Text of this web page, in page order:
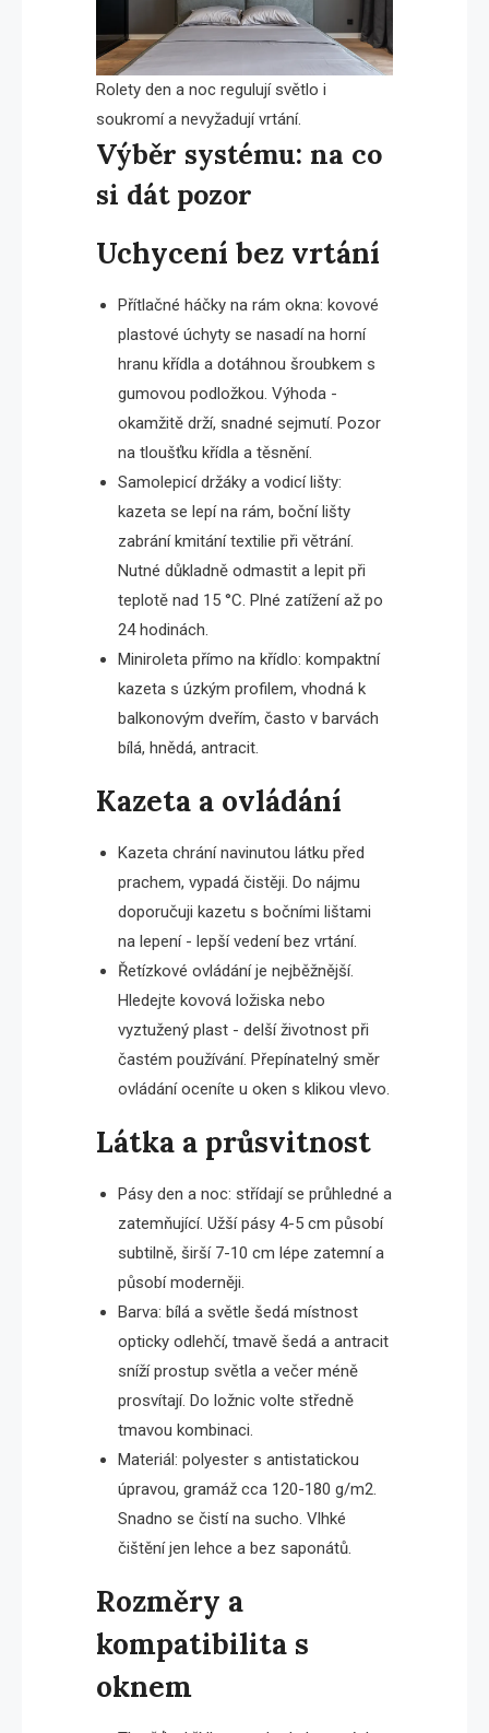
Rolety den a noc regulují světlo i
soukromí a nevyžadují vrtání.
Výběr systému: na co
si dát pozor
Uchycení bez vrtání
Přítlačné háčky na rám okna: kovové
plastové úchyty se nasadí na horní
hranu křídla a dotáhnou šroubkem s
gumovou podložkou. Výhoda -
okamžitě drží, snadné sejmutí. Pozor
na tloušťku křídla a těsnění.
Samolepicí držáky a vodicí lišty:
kazeta se lepí na rám, boční lišty
zabrání kmitání textilie při větrání.
Nutné důkladně odmastit a lepit při
teplotě nad 15 °C. Plné zatížení až po
24 hodinách.
Miniroleta přímo na křídlo: kompaktní
kazeta s úzkým profilem, vhodná k
balkonovým dveřím, často v barvách
bílá, hnědá, antracit.
Kazeta a ovládání
Kazeta chrání navinutou látku před
prachem, vypadá čistěji. Do nájmu
doporučuji kazetu s bočními lištami
na lepení - lepší vedení bez vrtání.
Řetízkové ovládání je nejběžnější.
Hledejte kovová ložiska nebo
vyztužený plast - delší životnost při
častém používání. Přepínatelný směr
ovládání oceníte u oken s klikou vlevo.
Látka a průsvitnost
Pásy den a noc: střídají se průhledné a
zatemňující. Užší pásy 4-5 cm působí
subtilně, širší 7-10 cm lépe zatemní a
působí moderněji.
Barva: bílá a světle šedá místnost
opticky odlehčí, tmavě šedá a antracit
sníží prostup světla a večer méně
prosvítají. Do ložnic volte středně
tmavou kombinaci.
Materiál: polyester s antistatickou
úpravou, gramáž cca 120-180 g/m2.
Snadno se čistí na sucho. Vlhké
čištění jen lehce a bez saponátů.
Rozměry a
kompatibilita s
oknem